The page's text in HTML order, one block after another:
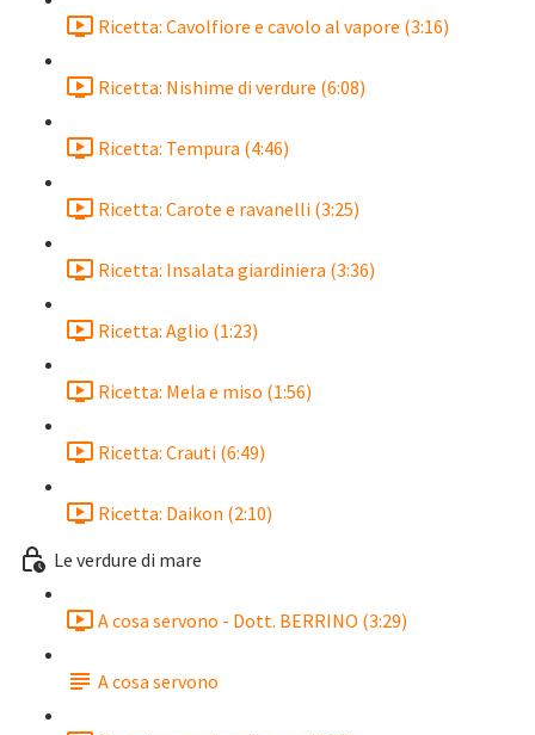
Ricetta: Cavolfiore e cavolo al vapore (3:16)
Ricetta: Nishime di verdure (6:08)
Ricetta: Tempura (4:46)
Ricetta: Carote e ravanelli (3:25)
Ricetta: Insalata giardiniera (3:36)
Ricetta: Aglio (1:23)
Ricetta: Mela e miso (1:56)
Ricetta: Crauti (6:49)
Ricetta: Daikon (2:10)
Le verdure di mare
A cosa servono - Dott. BERRINO (3:29)
A cosa servono